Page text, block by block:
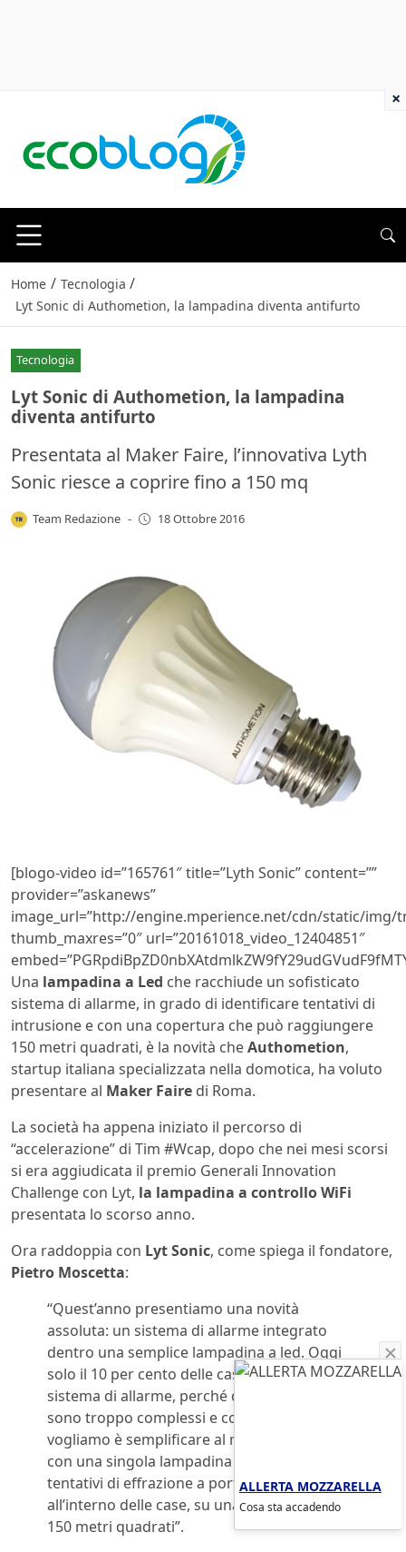
Home / Tecnologia /
Lyt Sonic di Authometion, la lampadina diventa antifurto
Tecnologia
Lyt Sonic di Authometion, la lampadina
diventa antifurto
Presentata al Maker Faire, l’innovativa Lyth
Sonic riesce a coprire fino a 150 mq
Team Redazione - 18 Ottobre 2016
[blogo-video id=”165761″ title=”Lyth Sonic” content=””
provider=”askanews”
image_url=”http://engine.mperience.net/cdn/static/img/
thumb_maxres=”0″ url=”20161018_video_12404851″
Una lampadina a Led che racchiude un sofisticato
sistema di allarme, in grado di identificare tentativi di
intrusione e con una copertura che può raggiungere
150 metri quadrati, è la novità cheAuthometion,
startup italiana specializzata nella domotica, ha voluto
presentare al Maker Faire di Roma.
La società ha appena iniziato il percorso di
“accelerazione” di Tim #Wcap, dopo che nei mesi scorsi
si era aggiudicata il premio Generali Innovation
Challenge con Lyt, la lampadina a controllo WiFi
presentata lo scorso anno.
Ora raddoppia con Lyt Sonic, come spiega il fondatore,
Pietro Moscetta:
“Quest’anno presentiamo una novità
assoluta: un sistema di allarme integrato
dentro una semplice lampadina a led. Oggi
solo il 10 per cento delle case dispone di un
sistema di allarme, perché quelli esistenti
sono troppo complessi e costosi. Quello che
vogliamo è semplificare al massimo e quindi
con una singola lampadina riconoscere i
tentativi di effrazione a porte e finestre
all’interno delle case, su una superficie fino a
150 metri quadrati”.
×
ALLERTA MOZZARELLA
Cosa sta accadendo